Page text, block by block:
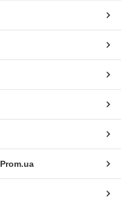
Prom.ua